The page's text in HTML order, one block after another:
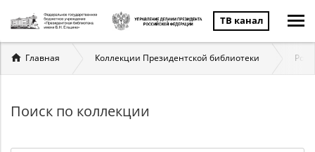
ТВ канал
Вы
здесь
Главная Коллекции Президентской библиотеки
Поиск по коллекции